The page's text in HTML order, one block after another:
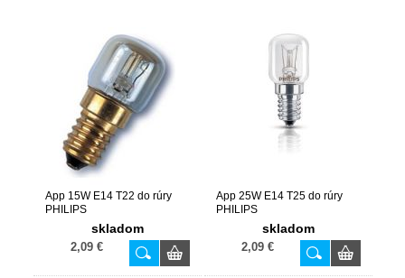
App 15W E14 T22 do rúry
PHILIPS
skladom
2,09 €
App 25W E14 T25 do rúry
PHILIPS
skladom
2,09 €